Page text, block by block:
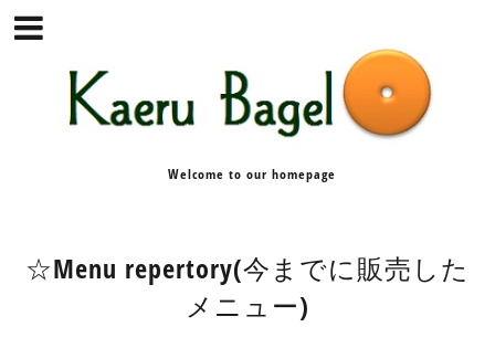
Welcome to our homepage
☆Menu repertory(今までに販売した
メニュー)